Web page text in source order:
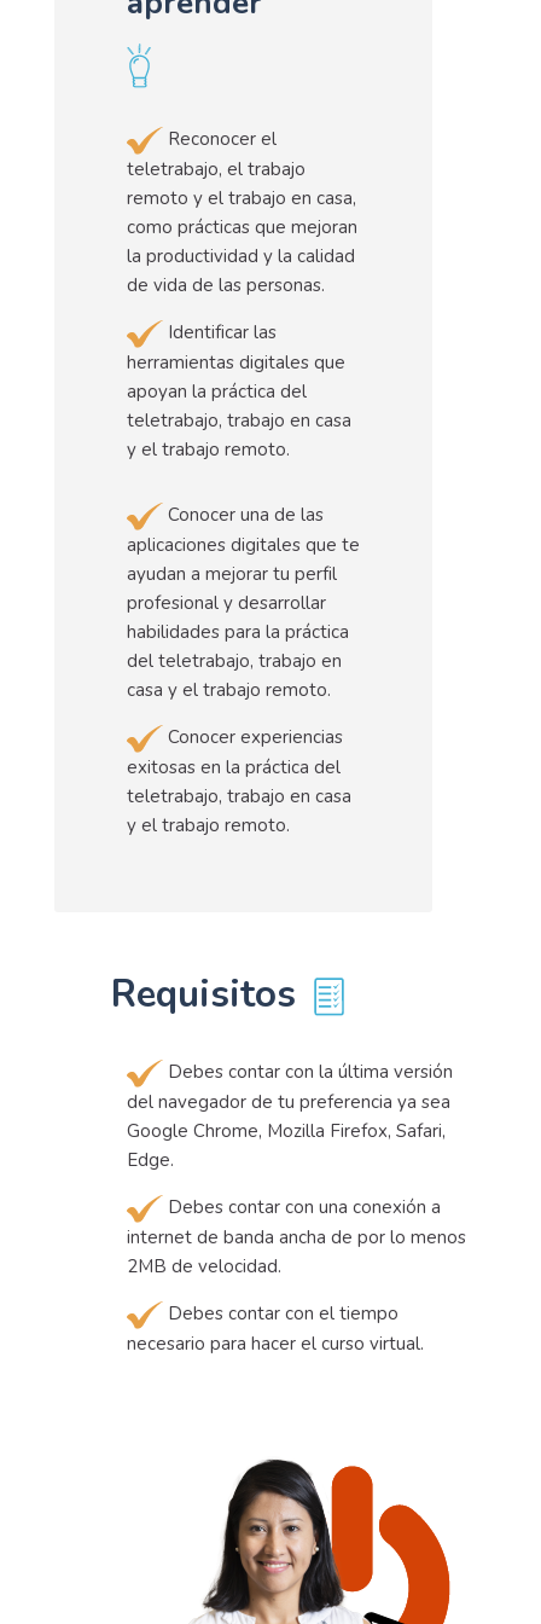
Reconocer el
teletrabajo, el trabajo
remoto y el trabajo en casa,
como prácticas que mejoran
la productividad y la calidad
de vida de las personas.
Identificar las
herramientas digitales que
apoyan la práctica del
teletrabajo, trabajo en casa
y el trabajo remoto.
Conocer una de las
aplicaciones digitales que te
ayudan a mejorar tu perfil
profesional y desarrollar
habilidades para la práctica
del teletrabajo, trabajo en
casa y el trabajo remoto.
Conocer experiencias
exitosas en la práctica del
teletrabajo, trabajo en casa
y el trabajo remoto.
Requisitos
Debes contar con la última versión
del navegador de tu preferencia ya sea
Google Chrome, Mozilla Firefox, Safari,
Edge.
Debes contar con una conexión a
internet de banda ancha de por lo menos
2MB de velocidad.
Debes contar con el tiempo
necesario para hacer el curso virtual.